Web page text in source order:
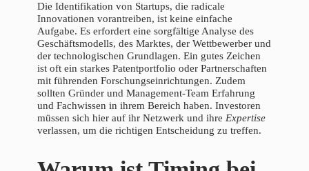
Die Identifikation von Startups, die radicale
Innovationen vorantreiben, ist keine einfache
Aufgabe. Es erfordert eine sorgfältige Analyse des
Geschäftsmodells, des Marktes, der Wettbewerber und
der technologischen Grundlagen. Ein gutes Zeichen
ist oft ein starkes Patentportfolio oder Partnerschaften
mit führenden Forschungseinrichtungen. Zudem
sollten Gründer und Management-Team Erfahrung
und Fachwissen in ihrem Bereich haben. Investoren
müssen sich hier auf ihr Netzwerk und ihre Expertise
verlassen, um die richtigen Entscheidung zu treffen.